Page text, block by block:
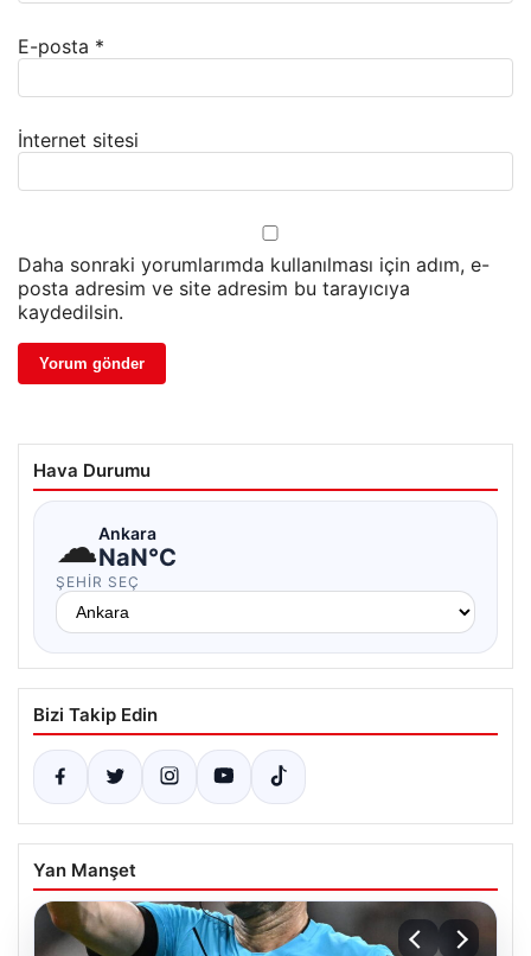
E-posta *
İnternet sitesi
Daha sonraki yorumlarımda kullanılması için adım, e-
posta adresim ve site adresim bu tarayıcıya
kaydedilsin.
Hava Durumu
☁Ankara
NaN°C
ŞEHIR SEÇ
Bizi Takip Edin
Yan Manşet